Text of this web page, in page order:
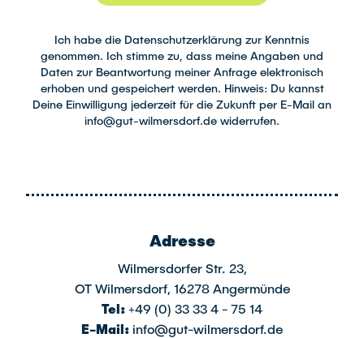
Ich habe die Datenschutzerklärung zur Kenntnis
genommen. Ich stimme zu, dass meine Angaben und
Daten zur Beantwortung meiner Anfrage elektronisch
erhoben und gespeichert werden. Hinweis: Du kannst
Deine Einwilligung jederzeit für die Zukunft per E-Mail an
info@gut-wilmersdorf.de widerrufen.
Adresse
Wilmersdorfer Str. 23,
OT Wilmersdorf, 16278 Angermünde
Tel: +49 (0) 33 33 4 - 75 14
E-Mail: info@gut-wilmersdorf.de